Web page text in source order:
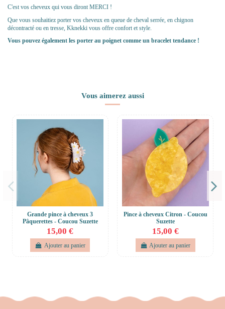
C'est vos cheveux qui vous diront MERCI !
Que vous souhaitiez porter vos cheveux en queue de cheval serrée, en chignon
décontracté ou en tresse, Kknekki vous offre confort et style.
Vous pouvez également les porter au poignet comme un bracelet tendance !
Vous aimerez aussi
Grande pince à cheveux 3
Pâquerettes - Coucou Suzette
15,00 €
Ajouter au panier
Pince à cheveux Citron - Coucou
Suzette
15,00 €
Ajouter au panier